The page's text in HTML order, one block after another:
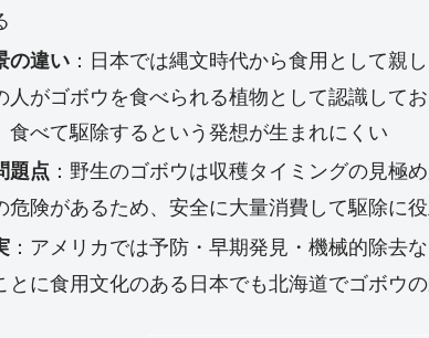
の違い：日本では縄文時代から食用として親
人がゴボウを食べられる植物として認識して
食べて駆除するという発想が生まれにくい
題点 ：野生のゴボウは収穫タイミングの見極
危険があるため、安全に大量消費して駆除に
：アメリカでは予防・早期発見・機械的除去
とに食用文化のある日本でも北海道でゴボウ